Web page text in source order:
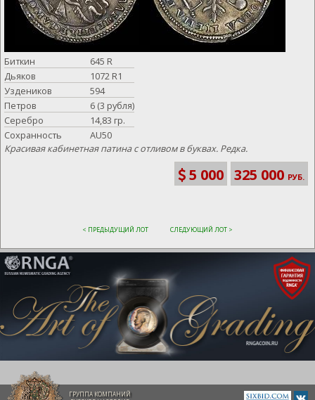
Биткин
645 R
Дьяков
1072 R1
Уздеников
594
Петров
6 (3 рубля)
Серебро
14,83 гр.
Сохранность
AU50
Красивая кабинетная патина с отливом в буквах. Редка.
5 000 325 000 РУБ.
< ПРЕДЫДУЩИЙ ЛОТ СЛЕДУЮЩИЙ ЛОТ >
ГРУППА КОМПАНИЙ